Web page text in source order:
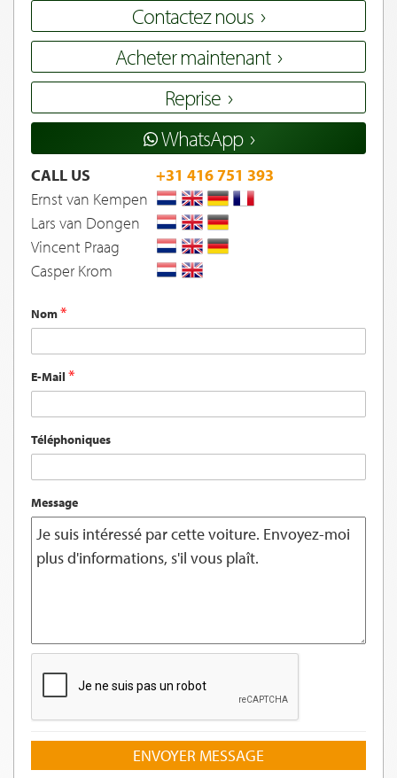
Contactez nous
Acheter maintenant
Reprise
WhatsApp
CALL US
+31 416 751 393
Ernst van Kempen
Lars van Dongen
Vincent Praag
Casper Krom
Nom
E-Mail
Téléphoniques
Message
ENVOYER MESSAGE